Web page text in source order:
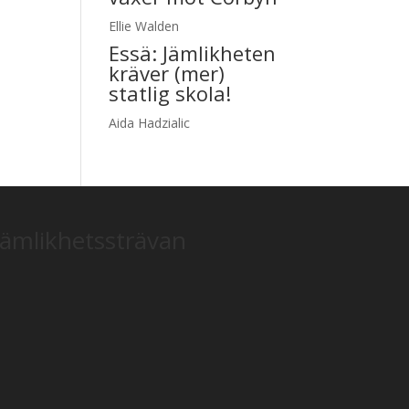
Ellie Walden
Essä: Jämlikheten
kräver (mer)
statlig skola!
Aida Hadzialic